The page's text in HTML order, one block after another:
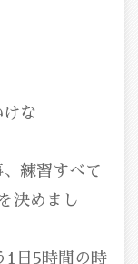
けな
練習すべて
決めまし
1日5時間の時